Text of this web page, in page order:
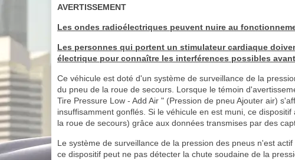
AVERTISSEMENT
Les ondes radioélectriques peuvent nuire au
Les personnes qui portent un stimulateur cardiaque
électrique pour connaître les interférences possibles
Ce véhicule est doté d'un système de surveillance de la
du pneu de la roue de secours. Lorsque le témoin
Tire Pressure Low - Add Air " (Pression de pneu Ajouter air)
insuffisamment gonflés. Si le véhicule en est muni, ce
la roue de secours) grâce aux données transmises par des
Le système de surveillance de la pression des pneus n'est
ce dispositif peut ne pas détecter la chute soudaine de la